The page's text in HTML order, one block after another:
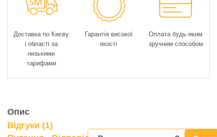
Доставка по Києву
і області за
низькими
тарифами
Гарантія високої
якості
Оплата будь-яким
зручним способом
Опис
Відгуки (1)
0